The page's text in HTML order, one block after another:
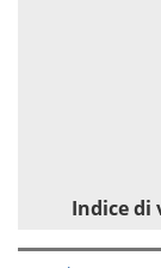
Indice di